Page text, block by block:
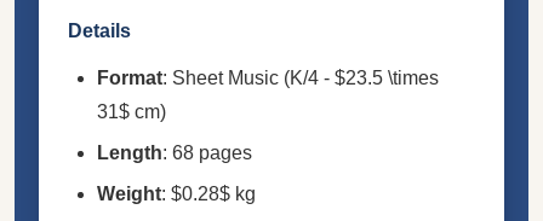
Details
Format: Sheet Music (K/4 - $23.5 \times
31$ cm)
Length: 68 pages
Weight: $0.28$ kg